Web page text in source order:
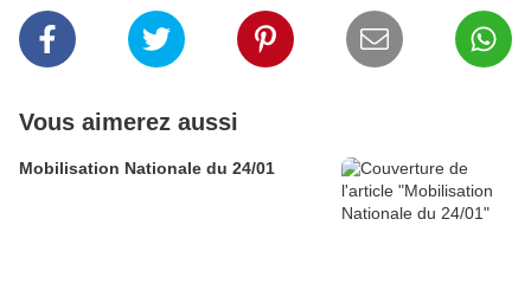
Vous aimerez aussi
Mobilisation Nationale du 24/01